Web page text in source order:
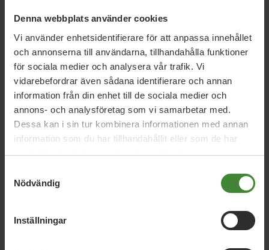
Denna webbplats använder cookies
Vi använder enhetsidentifierare för att anpassa innehållet
och annonserna till användarna, tillhandahålla funktioner
för sociala medier och analysera vår trafik. Vi
vidarebefordrar även sådana identifierare och annan
information från din enhet till de sociala medier och
annons- och analysföretag som vi samarbetar med.
Dessa kan i sin tur kombinera informationen med annan
information som du har tillhandahållit eller som de har
samlat in när du har använt deras tjänster.
Nödvändig
Inställningar
det är viktigt att säkerställa att den inte ersätter fysisk
vård för patienter med komplexa behov.
Vi har svaren på dina
frågor
efter
fråga: